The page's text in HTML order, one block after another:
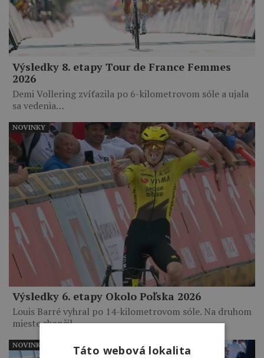
Výsledky 8. etapy Tour de France Femmes
2026
Demi Vollering zvíťazila po 6-kilometrovom sóle a ujala
sa vedenia…
Výsledky 6. etapy Okolo Poľska 2026
Louis Barré vyhral po 14-kilometrovom sóle. Na druhom
mieste skončil…
NOVINKY
NOVINKY
Táto webová lokalita